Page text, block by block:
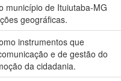
município de Ituiutaba-MG
geográficas.
instrumentos que
e de gestão do
da cidadania.